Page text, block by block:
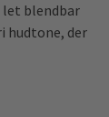
let blendbar
hudtone, der